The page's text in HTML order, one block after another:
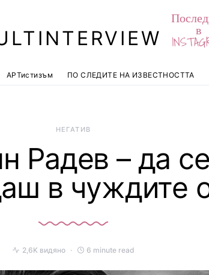
в
АРТистизъм ПО СЛЕДИТЕ НА ИЗВЕСТНОСТТА
НЕГАТИВ
Радев – да се
в чуждите
2,6K видяно 6 minute read